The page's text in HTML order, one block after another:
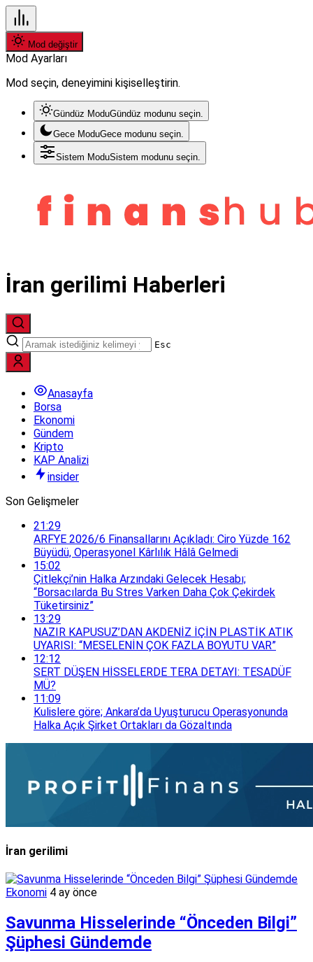
Mod değiştir
Mod Ayarları
Mod seçin, deneyimini kişiselleştirin.
Gündüz ModuGündüz modunu seçin.
Gece ModuGece modunu seçin.
Sistem ModuSistem modunu seçin.
İran gerilimi Haberleri
Esc
Anasayfa
Borsa
Ekonomi
Gündem
Kripto
KAP Analizi
insider
Son Gelişmeler
21:29
ARFYE 2026/6 Finansallarını Açıkladı: Ciro Yüzde 162
Büyüdü, Operasyonel Kârlılık Hâlâ Gelmedi
15:02
Çitlekçi’nin Halka Arzındaki Gelecek Hesabı;
“Borsacılarda Bu Stres Varken Daha Çok Çekirdek
Tüketirsiniz”
13:29
NAZIR KAPUSUZ’DAN AKDENİZ İÇİN PLASTİK ATIK
UYARISI: “MESELENİN ÇOK FAZLA BOYUTU VAR”
12:12
SERT DÜŞEN HİSSELERDE TERA DETAYI: TESADÜF
MÜ?
11:09
Kulislere göre; Ankara’da Uyuşturucu Operasyonunda
Halka Açık Şirket Ortakları da Gözaltında
İran gerilimi
Ekonomi 4 ay önce
Savunma Hisselerinde “Önceden Bilgi”
Şüphesi Gündemde